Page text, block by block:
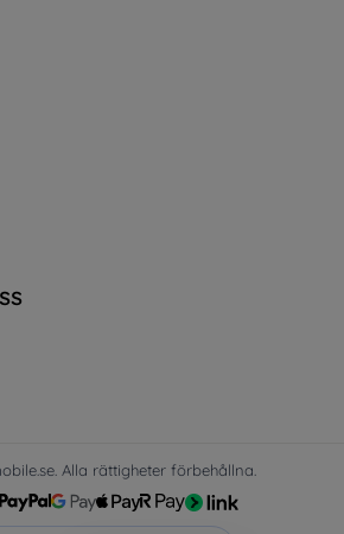
Alla rättigheter förbehållna.